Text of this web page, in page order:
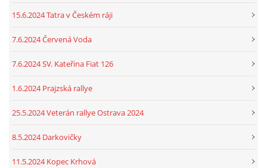
15.6.2024 Tatra v Českém ráji
7.6.2024 Červená Voda
7.6.2024 SV. Kateřina Fiat 126
1.6.2024 Prajzská rallye
25.5.2024 Veterán rallye Ostrava 2024
8.5.2024 Darkovičky
11.5.2024 Kopec Krhová